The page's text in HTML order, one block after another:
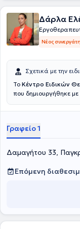
portals,
Παιδιού" και είναι
Λογοπαθολόγων -
Δάρλα
Νέος
Σχετικά με την
To Κέντρο Ειδικών
που δημιουργήθηκε
θεραπευτικές
του. Το κέντρο
διάγνωσης και
παρουσιάζουν
ομιλίας, μαθησιακές
καθώς και
Ιδρύτρια και
Επαγγελμάτων Υγείας
επαγγέλματος.
Γραφείο 1
Δαμαγήτου 33,
Επόμενη